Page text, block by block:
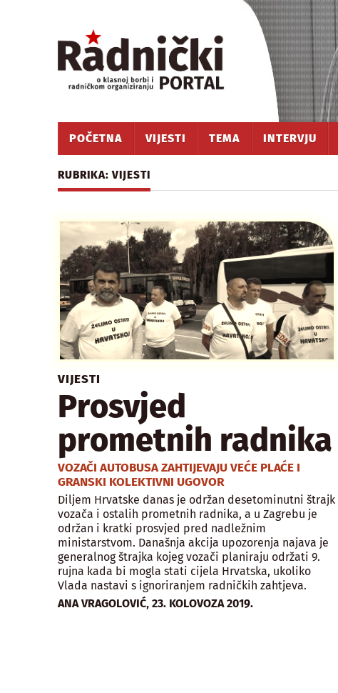
POČETNA VIJESTI TEMA INTERVJU
RUBRIKA: VIJESTI
VIJESTI
Prosvjed
prometnih radnika
VOZAČI AUTOBUSA ZAHTIJEVAJU VEĆE PLAĆE I
GRANSKI KOLEKTIVNI UGOVOR
Diljem Hrvatske danas je održan desetominutni štrajk
vozača i ostalih prometnih radnika, a u Zagrebu je
održan i kratki prosvjed pred nadležnim
ministarstvom. Današnja akcija upozorenja najava je
generalnog štrajka kojeg vozači planiraju održati 9.
rujna kada bi mogla stati cijela Hrvatska, ukoliko
Vlada nastavi s ignoriranjem radničkih zahtjeva.
ANA VRAGOLOVIĆ, 23. KOLOVOZA 2019.